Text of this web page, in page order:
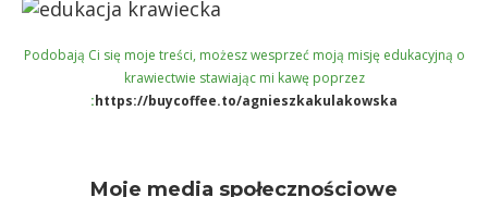
Podobają Ci się moje treści, możesz wesprzeć moją misję edukacyjną o
krawiectwie stawiając mi kawę poprzez
:https://buycoffee.to/agnieszkakulakowska
Moje media społecznościowe